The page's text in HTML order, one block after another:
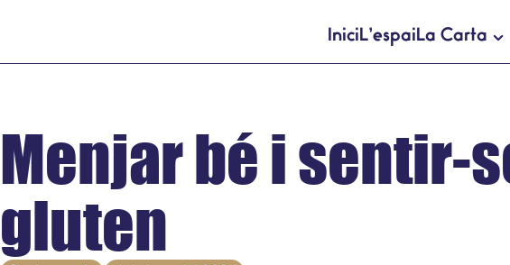
IniciL’espaiLa Carta
Menjar bé i sentir-
gluten